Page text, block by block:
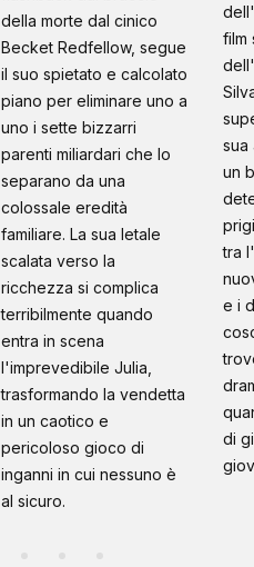
della morte dal cinico
Becket Redfellow, segue
il suo spietato e calcolato
piano per eliminare uno a
uno i sette bizzarri
parenti miliardari che lo
separano da una
colossale eredità
familiare. La sua letale
scalata verso la
ricchezza si complica
terribilmente quando
entra in scena
l'imprevedibile Julia,
trasformando la vendetta
in un caotico e
pericoloso gioco di
inganni in cui nessuno è
al sicuro.
film
sua
un
tra
e i
di